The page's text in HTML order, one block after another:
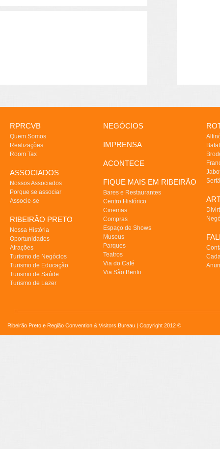
RPRCVB
Quem Somos
Realizações
Room Tax
ASSOCIADOS
Nossos Associados
Porque se associar
Associe-se
RIBEIRÃO PRETO
Nossa História
Oportunidades
Atrações
Turismo de Negócios
Turismo de Educação
Turismo de Saúde
Turismo de Lazer
NEGÓCIOS
IMPRENSA
ACONTECE
FIQUE MAIS EM RIBEIRÃO
Bares e Restaurantes
Centro Histórico
Cinemas
Compras
Espaço de Shows
Museus
Parques
Teatros
Via do Café
Via São Bento
Ribeirão Preto e Região Convention & Visitors Bureau | Copyright 2012 ©